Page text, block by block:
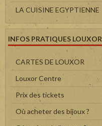
LA CUISINE EGYPTIENNE
INFOS PRATIQUES LOUXOR
CARTES DE LOUXOR
Louxor Centre
Prix des tickets
Où acheter des bijoux ?